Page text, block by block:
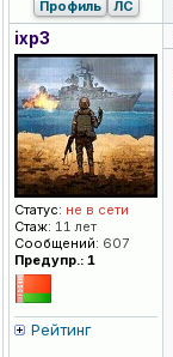
Профиль ЛС
ixp3
Статус: не в сети
Стаж: 11 лет
Сообщений: 607
Предупр.: 1
Рейтинг